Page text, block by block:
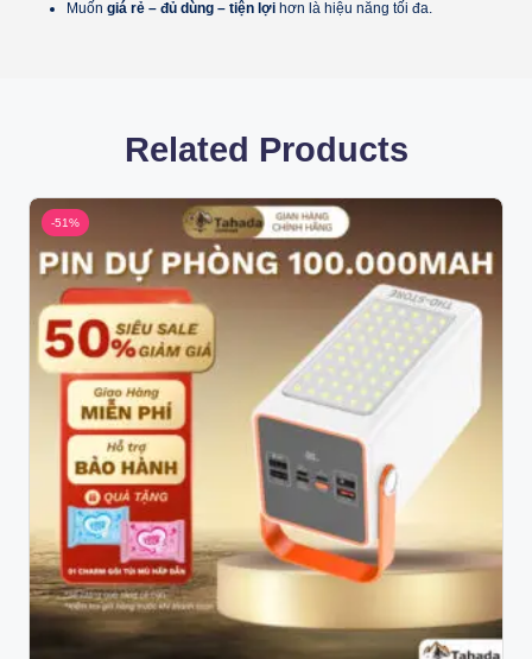
Muốn giá rẻ – đủ dùng – tiện lợi hơn là hiệu năng tối đa.
Related Products
-51%